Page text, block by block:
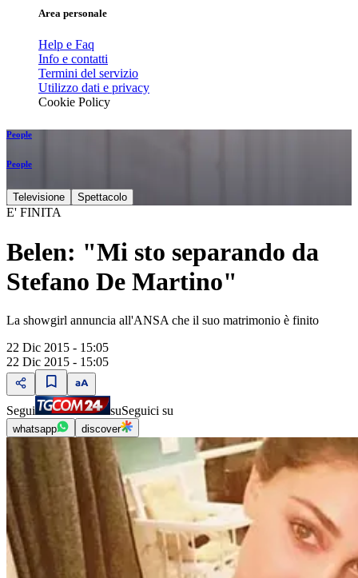
Area personale
Help e Faq
Info e contatti
Termini del servizio
Utilizzo dati e privacy
Cookie Policy
People
People
Televisione Spettacolo
E' FINITA
Belen: "Mi sto separando da
Stefano De Martino"
La showgirl annuncia all'ANSA che il suo matrimonio è finito
22 Dic 2015 - 15:05
22 Dic 2015 - 15:05
Segui suSeguici su
whatsapp discover